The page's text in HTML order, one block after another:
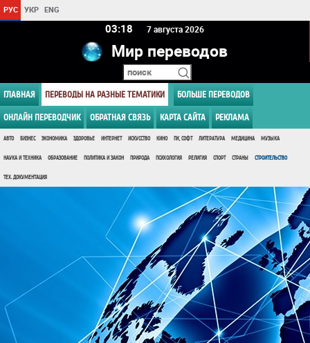
РУС УКР ENG
03 18 7 августа 2026
Мир переводов
ГЛАВНАЯ ПЕРЕВОДЫ НА РАЗНЫЕ ТЕМАТИКИ БОЛЬШЕ ПЕРЕВОДОВ
ОНЛАЙН ПЕРЕВОДЧИК ОБРАТНАЯ СВЯЗЬ КАРТА САЙТА РЕКЛАМА
АВТО БИЗНЕС ЭКОНОМИКА ЗДОРОВЬЕ ИНТЕРНЕТ ИСКУССТВО КИНО ПК, СОФТ ЛИТЕРАТУРА МЕДИЦИНА МУЗЫКА
НАУКА И ТЕХНИКА ОБРАЗОВАНИЕ ПОЛИТИКА И ЗАКОН ПРИРОДА ПСИХОЛОГИЯ РЕЛИГИЯ СПОРТ СТРАНЫ СТРОИТЕЛЬСТВО
ТЕХ. ДОКУМЕНТАЦИЯ